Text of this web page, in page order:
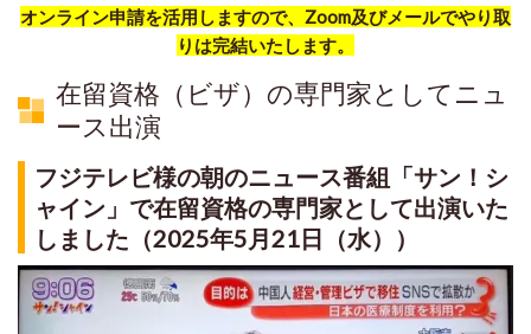
オンライン申請を活用しますので、Zoom及びメールでやり取
りは完結いたします。
在留資格（ビザ）の専門家としてニュ
ース出演
フジテレビ様の朝のニュース番組「サン！シ
ャイン」で在留資格の専門家として出演いた
しました（2025年5月21日（水））